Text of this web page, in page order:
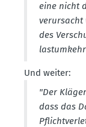
eine nicht
verur­sacht
des
last­umkehr
Und weiter:
"Der
dass das